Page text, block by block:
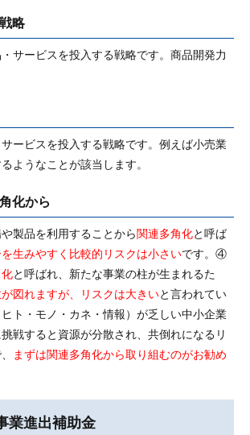
略
サービスを投入する戦略です。商品開発力
ービスを投入する戦略です。例えば小売業
ようなことが該当します。
化から
製品を利用することから関連多角化と呼ば
生みやすく比較的リスクは小さいです。④
と呼ばれ、新たな事業の柱が生まれるた
図れますが、リスクは大きいと言われてい
ト・モノ・カネ・情報）が乏しい中小企業
戦すると資源が分散され、共倒れになるリ
まずは関連多角化から取り組むのがお勧め
業進出補助金